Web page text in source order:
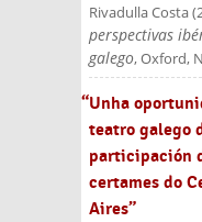
Rivadulla Costa(
perspectivas
galego, Oxford,
“Unha
teatro galego
participación
certames do
Aires”